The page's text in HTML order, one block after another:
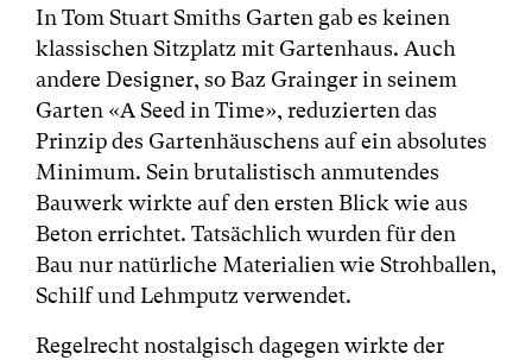
In Tom Stuart Smiths Garten gab es keinen
klassischen Sitzplatz mit Gartenhaus. Auch
andere Designer, so Baz Grainger in seinem
Garten «A Seed in Time», reduzierten das
Prinzip des Gartenhäuschens auf ein absolutes
Minimum. Sein brutalistisch anmutendes
Bauwerk wirkte auf den ersten Blick wie aus
Beton errichtet. Tatsächlich wurden für den
Bau nur natürliche Materialien wie Strohballen,
Schilf und Lehmputz verwendet.
Regelrecht nostalgisch dagegen wirkte der